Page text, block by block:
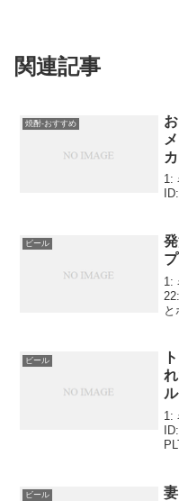
関連記事
焼酎-おすすめ
1:
ビール
1:
と
ビール
1:
ビール